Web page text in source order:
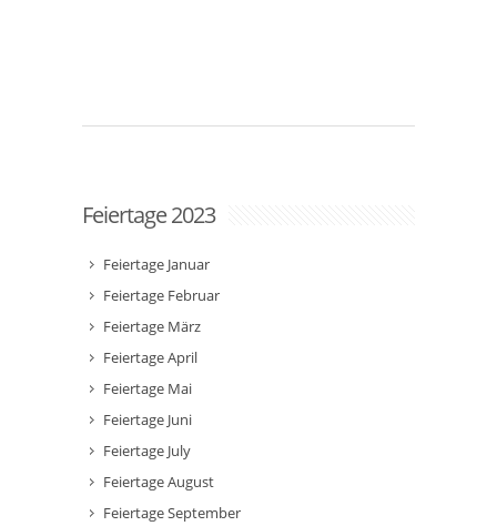
Feiertage 2023
Feiertage Januar
Feiertage Februar
Feiertage März
Feiertage April
Feiertage Mai
Feiertage Juni
Feiertage July
Feiertage August
Feiertage September